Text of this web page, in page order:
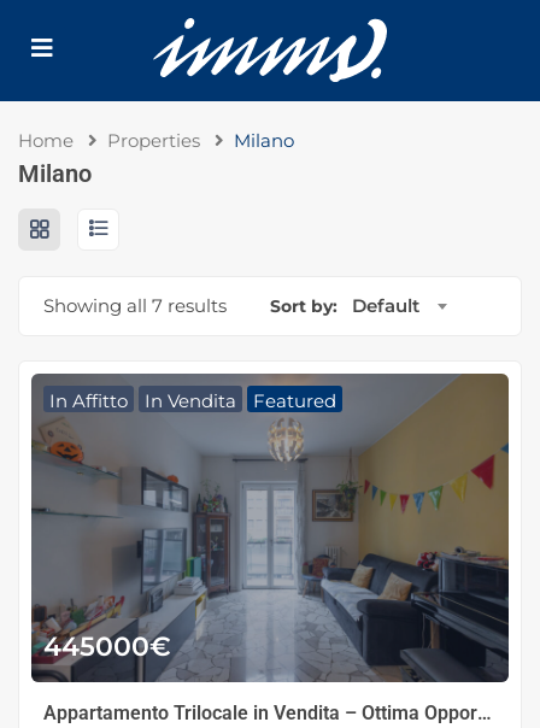
Home Properties Milano
Milano
Showing all 7 results Sort by: Default
In Affitto In Vendita Featured
445000€
Appartamento Trilocale in Vendita – Ottima Opportunità di Investimento